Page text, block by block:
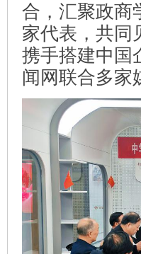
合，汇聚政商
家代表，共同
携手搭建中国
闻网联合多家